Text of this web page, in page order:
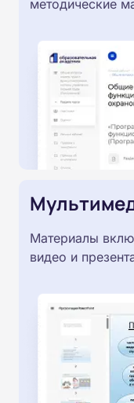
методические
Материалы
видео и